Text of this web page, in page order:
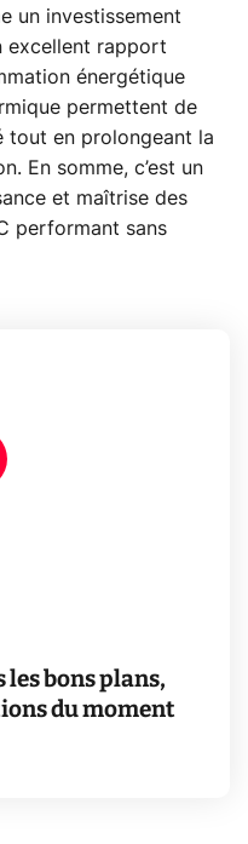
un investissement
excellent rapport
énergétique
permettent de
tout en prolongeant la
En somme, c’est un
et maîtrise des
performant sans
les bons plans,
du moment